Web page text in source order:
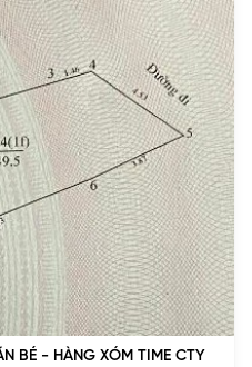
BÉ - HÀNG XÓM TIME CTY